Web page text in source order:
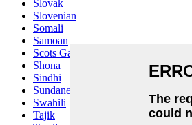
Slovak
Slovenian
Somali
Samoan
Scots Gaelic
Shona
Sindhi
Sundanese
Swahili
Tajik